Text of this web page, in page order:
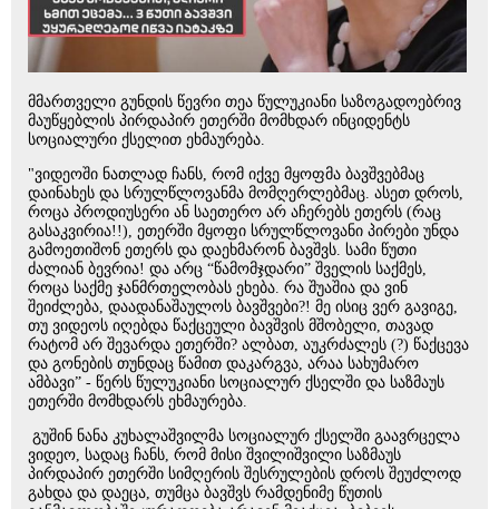
მმართველი გუნდის წევრი თეა წულუკიანი საზოგადოებრივ
მაუწყებლის პირდაპირ ეთერში მომხდარ ინციდენტს
სოციალური ქსელით ეხმაურება.
"ვიდეოში ნათლად ჩანს, რომ იქვე მყოფმა ბავშვებმაც
დაინახეს და სრულწლოვანმა მომღერლებმაც. ასეთ დროს,
როცა პროდიუსერი ან საეთერო არ აჩერებს ეთერს (რაც
გასაკვირია!!), ეთერში მყოფი სრულწლოვანი პირები უნდა
გამოეთიშონ ეთერს და დაეხმარონ ბავშვს. სამი წუთი
ძალიან ბევრია! და არც “წამომჯდარი” შველის საქმეს,
როცა საქმე ჯანმრთელობას ეხება. რა შუაშია და ვინ
შეიძლება, დაადანაშაულოს ბავშვები?! მე ისიც ვერ გავიგე,
თუ ვიდეოს იღებდა წაქცეული ბავშვის მშობელი, თავად
რატომ არ შევარდა ეთერში? ალბათ, აუკრძალეს (?) წაქცევა
და გონების თუნდაც წამით დაკარგვა, არაა სახუმარო
ამბავი” - წერს წულუკიანი სოციალურ ქსელში და საზმაუს
ეთერში მომხდარს ეხმაურება.
გუშინ ნანა კუხალაშვილმა სოციალურ ქსელში გაავრცელა
ვიდეო, სადაც ჩანს, რომ მისი შვილიშვილი საზმაუს
პირდაპირ ეთერში სიმღერის შესრულების დროს შეუძლოდ
გახდა და დაეცა, თუმცა ბავშვს რამდენიმე წუთის